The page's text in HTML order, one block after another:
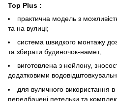
Top Plus :
практична модель з
та на вулиці;
система швидкого монтажу
та збирати будиночок-намет;
виготовлена з нейлону,
додатковими
для вуличного використання в
передбачені петельки та